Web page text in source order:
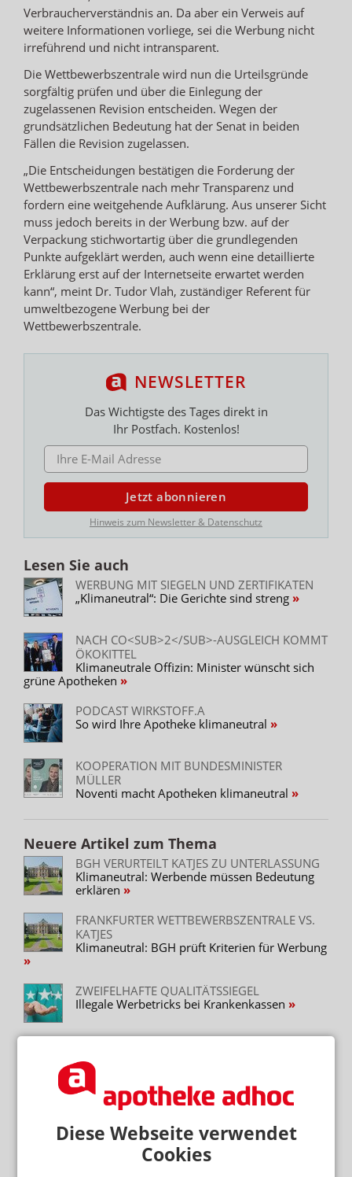
Diese Webseite verwendet
Cookies
Verbraucherverständnis an. Da aber ein Verweis auf
weitere Informationen vorliege, sei die Werbung nicht
irreführend und nicht intransparent.
Die Wettbewerbszentrale wird nun die Urteilsgründe
sorgfältig prüfen und über die Einlegung der
zugelassenen Revision entscheiden. Wegen der
grundsätzlichen Bedeutung hat der Senat in beiden
Fällen die Revision zugelassen.
„Die Entscheidungen bestätigen die Forderung der
Wettbewerbszentrale nach mehr Transparenz und
fordern eine weitgehende Aufklärung. Aus unserer Sicht
muss jedoch bereits in der Werbung bzw. auf der
Verpackung stichwortartig über die grundlegenden
Punkte aufgeklärt werden, auch wenn eine detaillierte
Erklärung erst auf der Internetseite erwartet werden
kann“, meint Dr. Tudor Vlah, zuständiger Referent für
umweltbezogene Werbung bei der
Wettbewerbszentrale.
NEWSLETTER
Das Wichtigste des Tages direkt in
Ihr Postfach. Kostenlos!
E-MAIL ADRESSE
Jetzt abonnieren
Hinweis zum Newsletter & Datenschutz
Lesen Sie auch
WERBUNG MIT SIEGELN UND ZERTIFIKATEN
„Klimaneutral“: Die Gerichte sind streng
NACH CO<SUB>2</SUB>-AUSGLEICH KOMMT
ÖKOKITTEL
Klimaneutrale Offizin: Minister wünscht sich
grüne Apotheken
PODCAST WIRKSTOFF.A
So wird Ihre Apotheke klimaneutral
KOOPERATION MIT BUNDESMINISTER
MÜLLER
Noventi macht Apotheken klimaneutral
Neuere Artikel zum Thema
BGH VERURTEILT KATJES ZU UNTERLASSUNG
Klimaneutral: Werbende müssen Bedeutung
erklären
FRANKFURTER WETTBEWERBSZENTRALE VS.
KATJES
Klimaneutral: BGH prüft Kriterien für Werbung
ZWEIFELHAFTE QUALITÄTSSIEGEL
Illegale Werbetricks bei Krankenkassen
ALBVVG im Bundesgesetzblatt / Beratung
manipuliert? / Schwangeren-NEM
„ungenügend“ / Notdienst: 0 €
KLAGE DER DEUTSCHEN UMWELTHILFE
„Umweltneutrale” Eigenmarke: Schlappe für
dm